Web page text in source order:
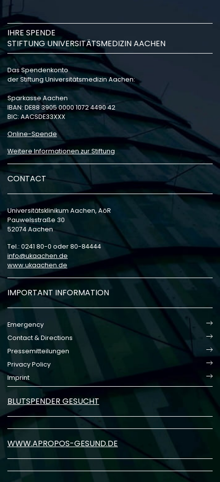
IHRE SPENDE
STIFTUNG UNIVERSITÄTSMEDIZIN AACHEN
Das Spendenkonto
der Stiftung Universitätsmedizin Aachen:
Sparkasse Aachen
IBAN: DE88 3905 0000 1072 4490 42
BIC: AACSDE33XXX
Online-Spende
Weitere Informationen zur Stiftung
CONTACT
Universitätsklinikum Aachen, AöR
Pauwelsstraße 30
52074 Aachen
Tel.: 0241 80-0 oder 80-84444
info
ukaachen de
www.ukaachen.de
IMPORTANT INFORMATION
Emergency
Contact & Directions
Pressemitteilungen
Privacy Policy
Imprint
BLUTSPENDER GESUCHT
WWW.APROPOS-GESUND.DE